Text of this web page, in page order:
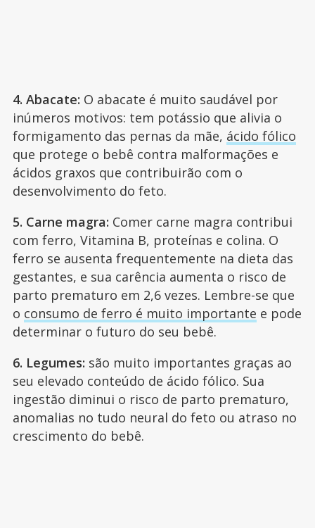
4. Abacate: O abacate é muito saudável por
inúmeros motivos: tem potássio que alivia o
formigamento das pernas da mãe, ácido fólico
que protege o bebê contra malformações e
ácidos graxos que contribuirão com o
desenvolvimento do feto.
5. Carne magra: Comer carne magra contribui
com ferro, Vitamina B, proteínas e colina. O
ferro se ausenta frequentemente na dieta das
gestantes, e sua carência aumenta o risco de
parto prematuro em 2,6 vezes. Lembre-se que
o consumo de ferro é muito importante e pode
determinar o futuro do seu bebê.
6. Legumes: são muito importantes graças ao
seu elevado conteúdo de ácido fólico. Sua
ingestão diminui o risco de parto prematuro,
anomalias no tudo neural do feto ou atraso no
crescimento do bebê.